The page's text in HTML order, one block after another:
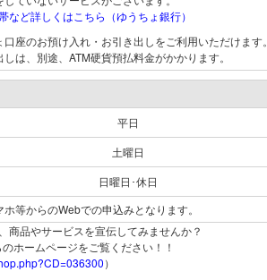
など詳しくはこちら（ゆうちょ銀行）
座のお預け入れ・お引き出しをご利用いただけます。
は、別途、ATM硬貨預払料金がかかります。
平日
土曜日
日曜日･休日
等からのWebでの申込みとなります。
商品やサービスを宣伝してみませんか？
ホームページをご覧ください！！
）